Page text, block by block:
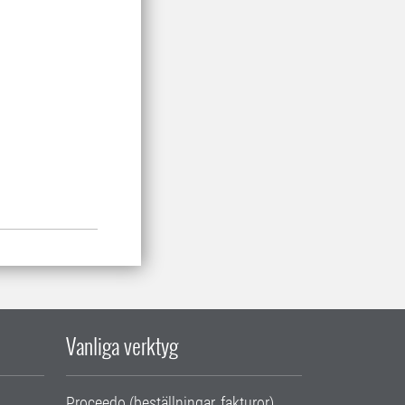
Vanliga verktyg